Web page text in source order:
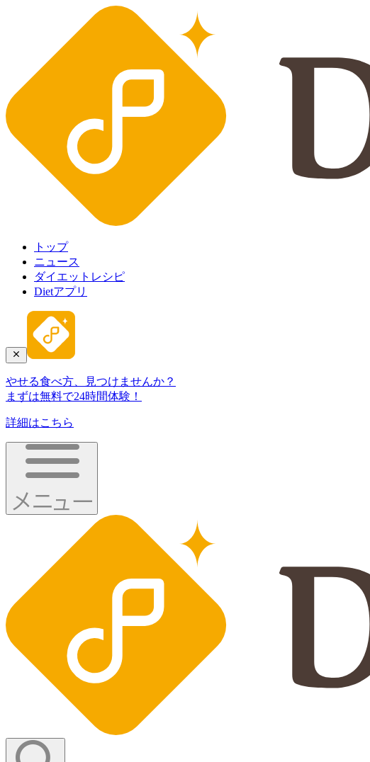
トップ
ニュース
ダイエットレシピ
Dietアプリ
やせる食べ方、見つけませんか？
まずは無料で24時間体験！
詳細はこちら